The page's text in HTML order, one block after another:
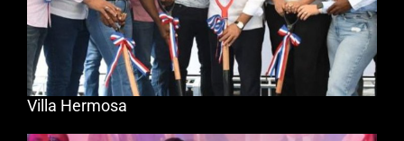
Villa Hermosa